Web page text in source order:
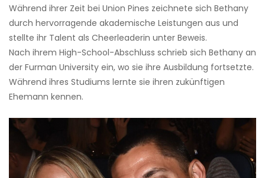
Während ihrer Zeit bei Union Pines zeichnete sich Bethany
durch hervorragende akademische Leistungen aus und
stellte ihr Talent als Cheerleaderin unter Beweis.
Nach ihrem High-School-Abschluss schrieb sich Bethany an
der Furman University ein, wo sie ihre Ausbildung fortsetzte.
Während ihres Studiums lernte sie ihren zukünftigen
Ehemann kennen.